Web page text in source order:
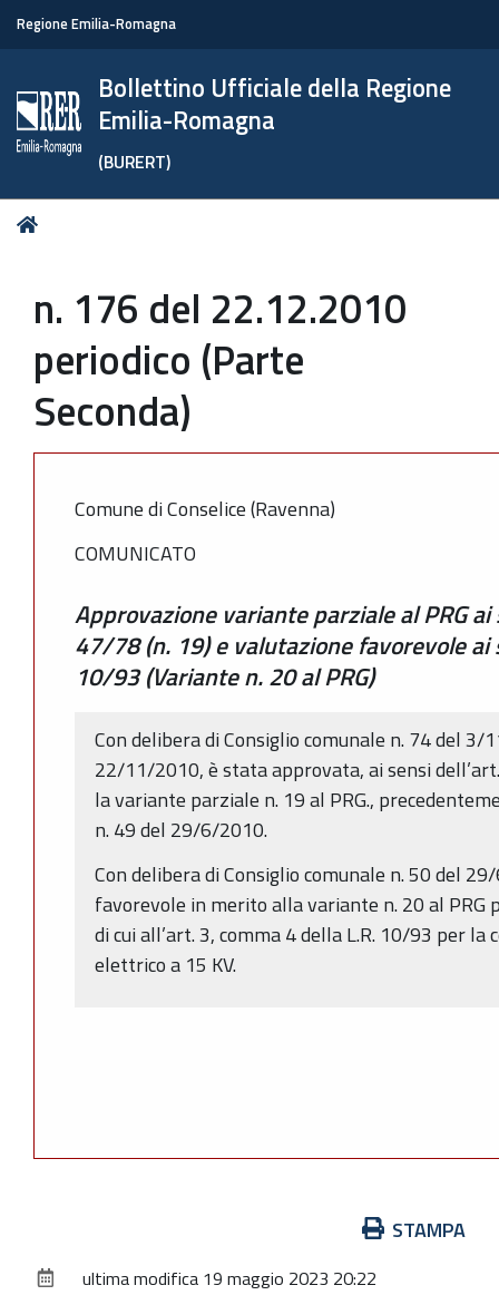
Regione Emilia-Romagna
Bollettino Ufficiale della Regione
Emilia-Romagna
(BURERT)
Tu
n. 176 del 22.12.2010
periodico (Parte
Seconda)
Comune di Conselice (Ravenna)
COMUNICATO
Approvazione variante parziale al PRG
47/78 (n. 19) e valutazione favorevole ai
10/93 (Variante n. 20 al PRG)
Con delibera di Consiglio comunale n. 74 del 3/
22/11/2010, è stata approvata, ai sensi
la variante parziale n. 19 al PRG.,
n. 49 del 29/6/2010.
Con delibera di Consiglio comunale n. 50 del
favorevole in merito alla variante n. 20 al PRG
di cui all’art. 3, comma 4 della L.R. 10/93 per
elettrico a 15 KV.
documento
STAMPA
ultima modifica 19 maggio 2023 20:22